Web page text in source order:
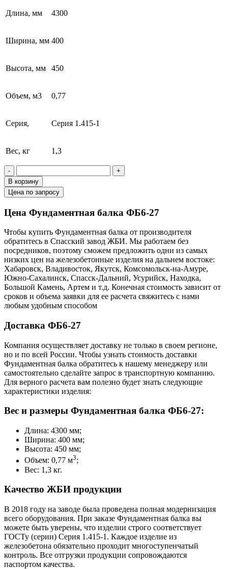
Длина, мм 4300
Ширина, мм 400
Высота, мм 450
Объем, м3 0,77
Серия, Серия 1.415-1
Вес, кг 1,3
-
+
В корзину
Цена по запросу
Цена Фундаментная балка ФБ6-27
Чтобы купить Фундаментная балка от производителя
обратитесь в Cпасский завод ЖБИ. Мы работаем без
посредников, поэтому сможем предложить одни из самых
низких цен на железобетонные изделия на дальнем востоке:
Хабаровск, Владивосток, Якутск, Комсомольск-на-Амуре,
Южно-Сахалинск, Спасск-Дальний, Усурийск, Находка,
Большой Камень, Артем и т.д. Конечная стоимость зависит от
сроков и объема заявки для ее расчета свяжитесь с нами
любым удобным способом
Доставка ФБ6-27
Компания осуществляет доставку не только в своем регионе,
но и по всей России. Чтобы узнать стоимость доставки
Фундаментная балка обратитесь к нашему менеджеру или
самостоятельно сделайте запрос в транспортную компанию.
Для верного расчета вам полезно будет знать следующие
характеристики изделия:
Вес и размеры Фундаментная балка ФБ6-27:
Длина: 4300 мм;
Ширина: 400 мм;
Высота: 450 мм;
Объем: 0,77 м3;
Вес: 1,3 кг.
Качество ЖБИ продукции
В 2018 году на заводе была проведена полная модернизация
всего оборудования. При заказе Фундаментная балка вы
можете быть уверены, что изделии строго соответствует
ГОСТу (серии) Серия 1.415-1. Каждое изделие из
железобетона обязательно проходит многоступенчатый
контроль. Все отгрузки продукции сопровождаются
паспортом качества.